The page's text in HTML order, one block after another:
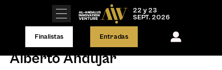
22 y 23
SEPT. 2026
Finalistas Entradas
Alberto Andújar